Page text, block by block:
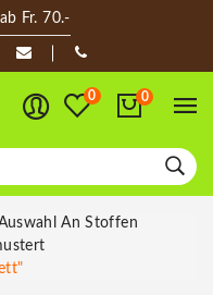
Fr. 70.-
0 0
An Stoffen